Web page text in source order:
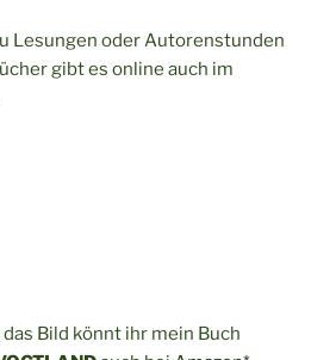
Lesungen oder Autorenstunden
gibt es online auch im
Bild könnt ihr mein Buch